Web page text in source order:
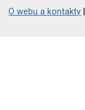
O webu a kontakty